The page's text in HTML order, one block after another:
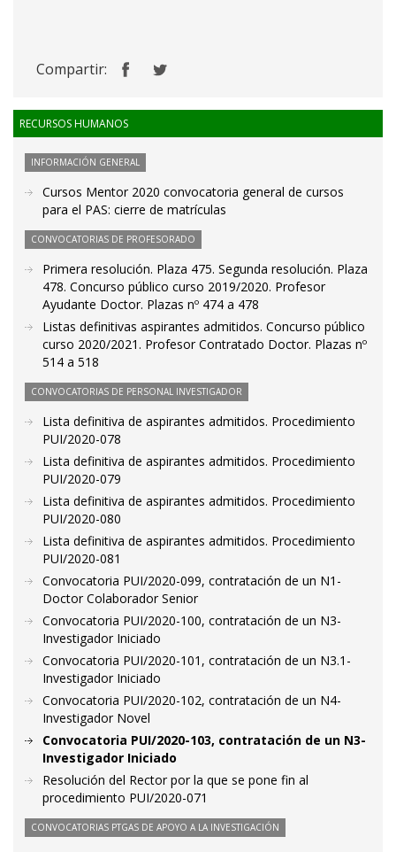
Compartir:
RECURSOS HUMANOS
INFORMACIÓN GENERAL
Cursos Mentor 2020 convocatoria general de cursos
para el PAS: cierre de matrículas
CONVOCATORIAS DE PROFESORADO
Primera resolución. Plaza 475. Segunda resolución. Plaza
478. Concurso público curso 2019/2020. Profesor
Ayudante Doctor. Plazas nº 474 a 478
Listas definitivas aspirantes admitidos. Concurso público
curso 2020/2021. Profesor Contratado Doctor. Plazas nº
514 a 518
CONVOCATORIAS DE PERSONAL INVESTIGADOR
Lista definitiva de aspirantes admitidos. Procedimiento
PUI/2020-078
Lista definitiva de aspirantes admitidos. Procedimiento
PUI/2020-079
Lista definitiva de aspirantes admitidos. Procedimiento
PUI/2020-080
Lista definitiva de aspirantes admitidos. Procedimiento
PUI/2020-081
Convocatoria PUI/2020-099, contratación de un N1-
Doctor Colaborador Senior
Convocatoria PUI/2020-100, contratación de un N3-
Investigador Iniciado
Convocatoria PUI/2020-101, contratación de un N3.1-
Investigador Iniciado
Convocatoria PUI/2020-102, contratación de un N4-
Investigador Novel
Convocatoria PUI/2020-103, contratación de un N3-
Investigador Iniciado
Resolución del Rector por la que se pone fin al
procedimiento PUI/2020-071
CONVOCATORIAS PTGAS DE APOYO A LA INVESTIGACIÓN